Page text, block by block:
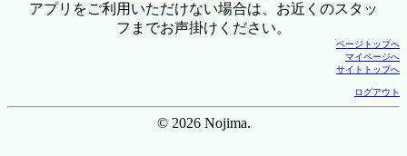
アプリをご利用いただけない場合は、お近くのスタッ
フまでお声掛けください。
ページトップへ
マイページへ
サイトトップへ
ログアウト
© 2026 Nojima.